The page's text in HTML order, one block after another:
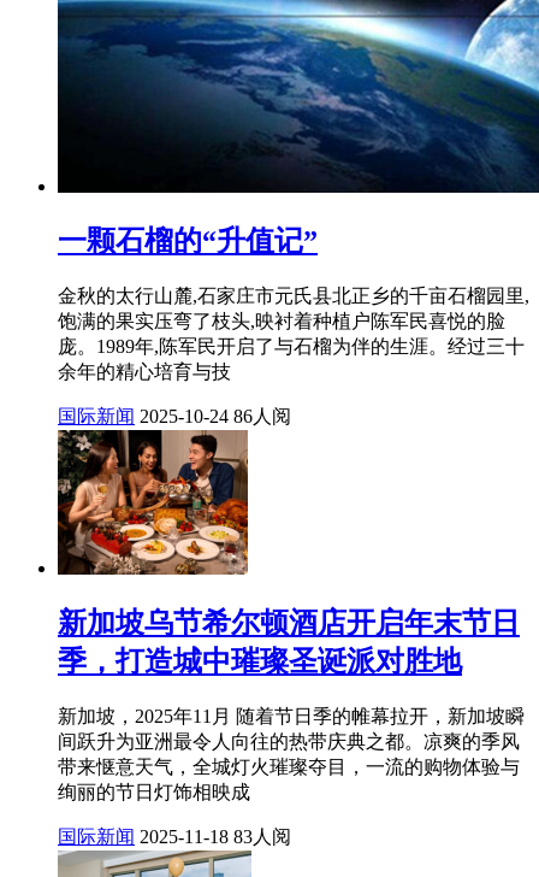
一颗石榴的“升值记”
金秋的太行山麓,石家庄市元氏县北正乡的千亩石榴园里,
饱满的果实压弯了枝头,映衬着种植户陈军民喜悦的脸
庞。1989年,陈军民开启了与石榴为伴的生涯。经过三十
余年的精心培育与技
国际新闻 2025-10-24 86人阅
新加坡乌节希尔顿酒店开启年末节日
季，打造城中璀璨圣诞派对胜地
新加坡，2025年11月 随着节日季的帷幕拉开，新加坡瞬
间跃升为亚洲最令人向往的热带庆典之都。凉爽的季风
带来惬意天气，全城灯火璀璨夺目，一流的购物体验与
绚丽的节日灯饰相映成
国际新闻 2025-11-18 83人阅